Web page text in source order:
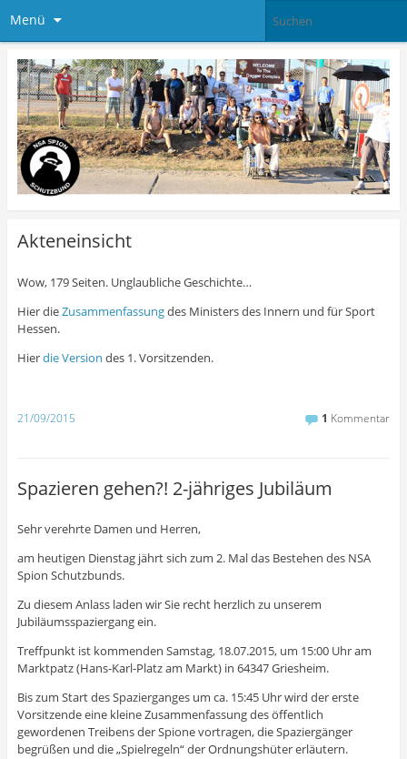
Menü
Akteneinsicht
Wow, 179 Seiten. Unglaubliche Geschichte…
Hier dieZusammenfassungdes Ministers des Innern und für Sport
Hessen.
Hierdie Version des 1. Vorsitzenden.
21/09/2015 1 Kommentar
Spazieren gehen?! 2-jähriges Jubiläum
Sehr verehrte Damen und Herren,
am heutigen Dienstag jährt sich zum 2. Mal das Bestehen des NSA
Spion Schutzbunds.
Zu diesem Anlass laden wir Sie recht herzlich zu unserem
Jubiläumsspaziergang ein.
Treffpunkt ist kommenden Samstag, 18.07.2015, um 15:00 Uhr am
Marktpatz (Hans-Karl-Platz am Markt) in 64347 Griesheim.
Bis zum Start des Spazierganges um ca. 15:45 Uhr wird der erste
Vorsitzende eine kleine Zusammenfassung des öffentlich
gewordenen Treibens der Spione vortragen, die Spaziergänger
begrüßen und die „Spielregeln“ der Ordnungshüter erläutern.